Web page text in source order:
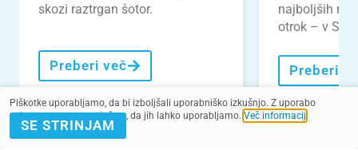
skozi raztrgan šotor.
Preberi več
najboljših
otrok – v
Preberi
Piškotke uporabljamo, da bi izboljšali uporabniško izkušnjo. Z uporabo
spletnega mesta soglašate, da jih lahko uporabljamo. Več informacij
SE STRINJAM